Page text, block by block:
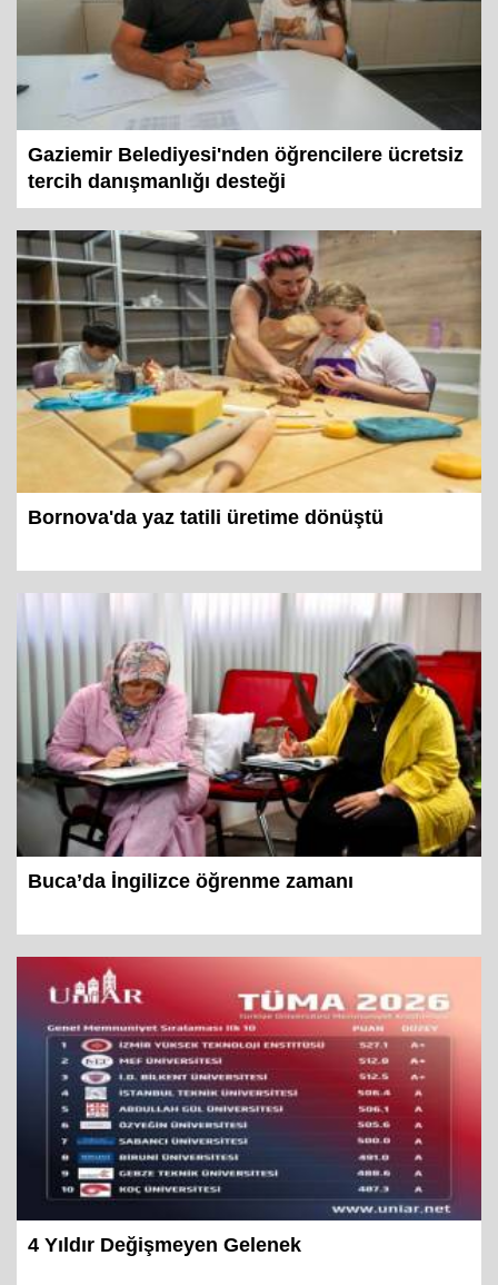
Gaziemir Belediyesi'nden öğrencilere ücretsiz
tercih danışmanlığı desteği
Bornova'da yaz tatili üretime dönüştü
Buca’da İngilizce öğrenme zamanı
4 Yıldır Değişmeyen Gelenek